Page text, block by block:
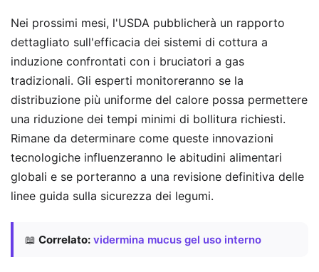
Nei prossimi mesi, l'USDA pubblicherà un rapporto
dettagliato sull'efficacia dei sistemi di cottura a
induzione confrontati con i bruciatori a gas
tradizionali. Gli esperti monitoreranno se la
distribuzione più uniforme del calore possa permettere
una riduzione dei tempi minimi di bollitura richiesti.
Rimane da determinare come queste innovazioni
tecnologiche influenzeranno le abitudini alimentari
globali e se porteranno a una revisione definitiva delle
linee guida sulla sicurezza dei legumi.
📖 Correlato: vidermina mucus gel uso interno